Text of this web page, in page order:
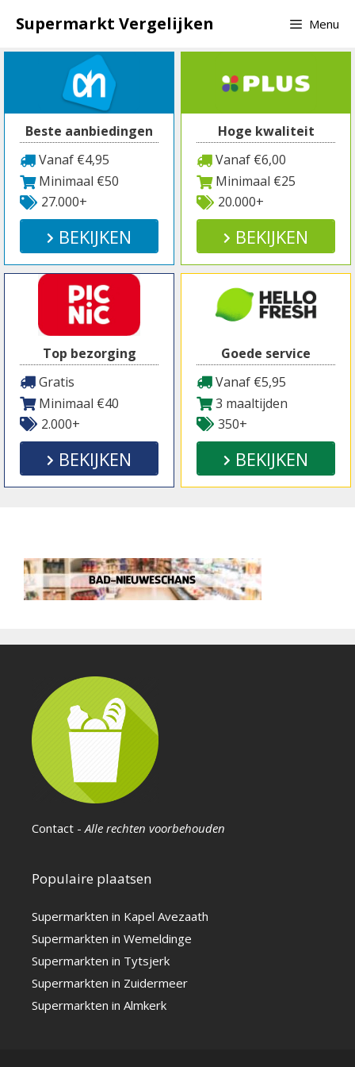
naar
inhoud
Supermarkt Vergelijken Menu
Beste aanbiedingen
Vanaf €4,95
Minimaal €50
27.000+
BEKIJKEN
Hoge kwaliteit
Vanaf €6,00
Minimaal €25
20.000+
BEKIJKEN
Top bezorging
Gratis
Minimaal €40
2.000+
BEKIJKEN
Goede service
Vanaf €5,95
3 maaltijden
350+
BEKIJKEN
Contact - Alle rechten voorbehouden
Populaire plaatsen
Supermarkten in Kapel Avezaath
Supermarkten in Wemeldinge
Supermarkten in Tytsjerk
Supermarkten in Zuidermeer
Supermarkten in Almkerk